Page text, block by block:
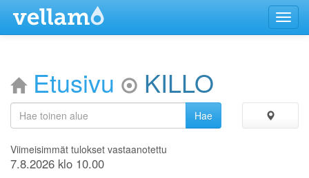
Menu
Etusivu KILLO
Viimeisimmät tulokset vastaanotettu
7.8.2026 klo 10.00